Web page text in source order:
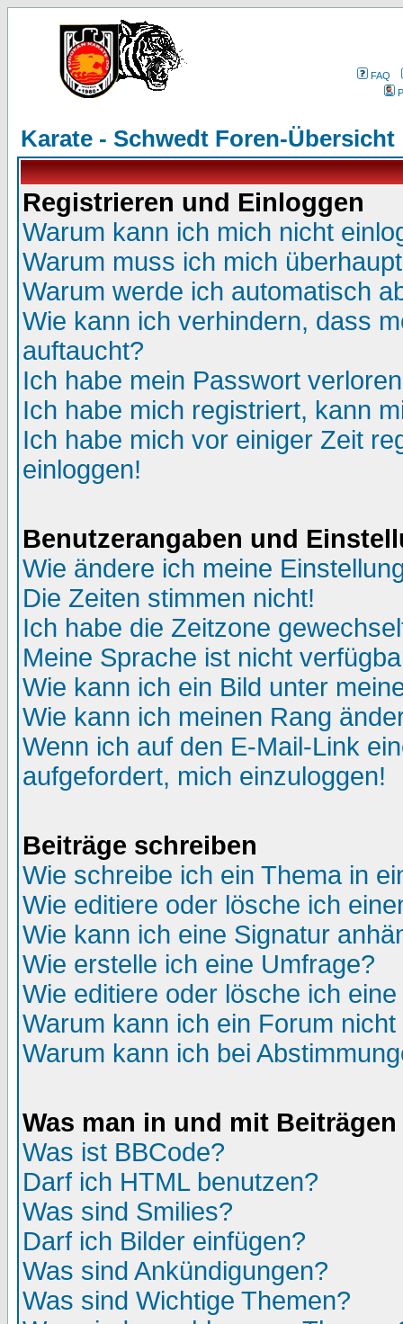
FAQ
Karate - Schwedt Foren-Übersicht
Registrieren und Einloggen
Warum kann ich mich nicht
Warum muss ich mich
Warum werde ich automatisch
Wie kann ich verhindern, dass
auftaucht?
Ich habe mein Passwort
Ich habe mich registriert, kann
Ich habe mich vor einiger Zeit
einloggen!
Benutzerangaben und
Wie ändere ich meine
Die Zeiten stimmen nicht!
Ich habe die Zeitzone
Meine Sprache ist nicht
Wie kann ich ein Bild unter
Wie kann ich meinen Rang
Wenn ich auf den E-Mail-Link
aufgefordert, mich einzuloggen!
Beiträge schreiben
Wie schreibe ich ein Thema in
Wie editiere oder lösche ich
Wie kann ich eine Signatur
Wie erstelle ich eine Umfrage?
Wie editiere oder lösche ich
Warum kann ich ein Forum
Warum kann ich bei
Was man in und mit
Was ist BBCode?
Darf ich HTML benutzen?
Was sind Smilies?
Darf ich Bilder einfügen?
Was sind Ankündigungen?
Was sind Wichtige Themen?